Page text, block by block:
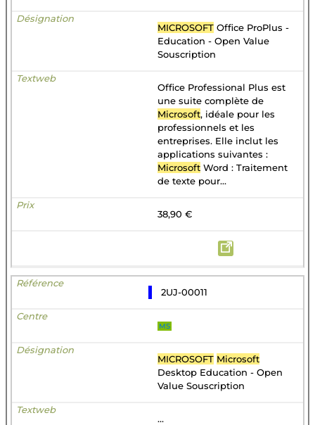
MICROSOFT Office ProPlus -
Education - Open Value
Souscription
Office Professional Plus est
une suite complète de
Microsoft, idéale pour les
professionnels et les
entreprises. Elle inclut les
applications suivantes :
Microsoft Word : Traitement
de texte pour...
38,90 €
2UJ-00011
MS
MICROSOFT Microsoft
Desktop Education - Open
Value Souscription
...